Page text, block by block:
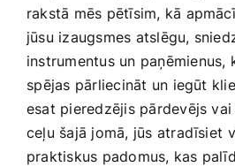
Mobilie telefoni, planšetdatori
Pakalpojumi
Pārtikas preces
rakstā mēs pētīsim, kā
jūsu izaugsmes atslēgu,
instrumentus un paņēmienus,
⁣spējas pārliecināt un iegūt
esat pieredzējis pārdevējs‌
ceļu ​šajā jomā, ‍jūs atradīsiet⁣
praktiskus padomus, ‍kas